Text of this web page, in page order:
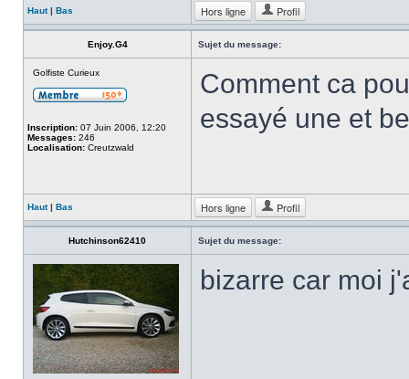
Haut| Bas Hors ligne Profil
Enjoy.G4 Sujet du message:
Golfiste Curieux
Inscription: 07 Juin 2006, 12:20
Messages: 246
Localisation: Creutzwald
Comment ca
essayé une et
Haut| Bas Hors ligne Profil
Hutchinson62410 Sujet du message:
bizarre car moi